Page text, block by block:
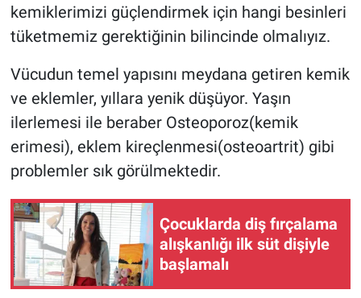
kemiklerimizi güçlendirmek için hangi besinleri
tüketmemiz gerektiğinin bilincinde olmalıyız.
Vücudun temel yapısını meydana getiren kemik
ve eklemler, yıllara yenik düşüyor. Yaşın
ilerlemesi ile beraber Osteoporoz(kemik
erimesi), eklem kireçlenmesi(osteoartrit) gibi
problemler sık görülmektedir.
Çocuklarda diş fırçalama
alışkanlığı ilk süt dişiyle
başlamalı